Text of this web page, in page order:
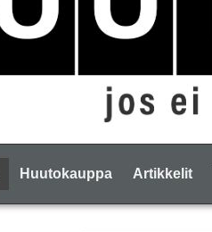
Huutokauppa Artikkelit